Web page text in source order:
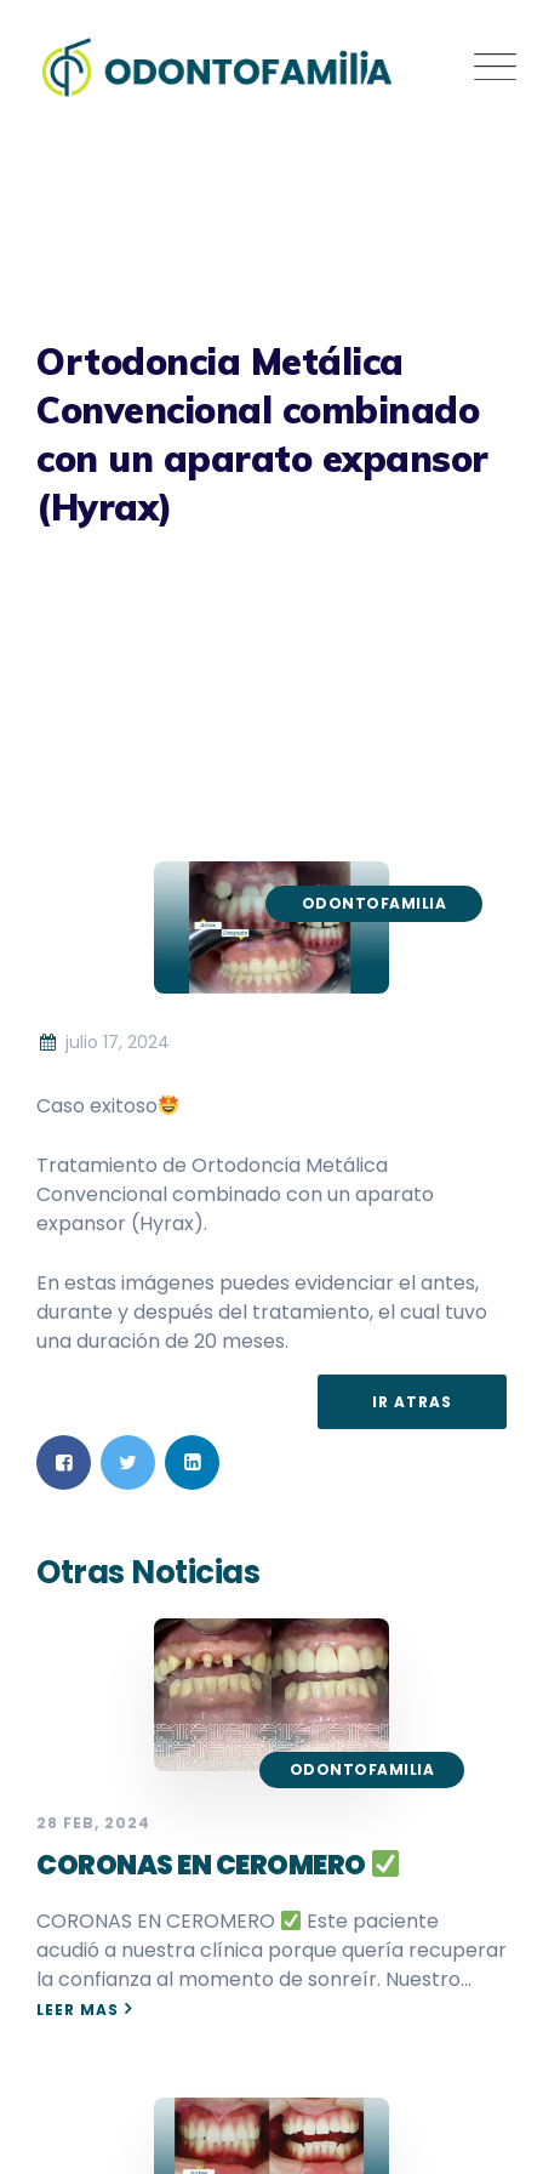
content
Ortodoncia Metálica
Convencional combinado
con un aparato expansor
(Hyrax)
ODONTOFAMILIA
julio 17, 2024
Caso exitoso
Tratamiento de Ortodoncia Metálica
Convencional combinado con un aparato
expansor (Hyrax).
En estas imágenes puedes evidenciar el antes,
durante y después del tratamiento, el cual tuvo
una duración de 20 meses.
IR ATRAS
Otras Noticias
ODONTOFAMILIA
28 FEB, 2024
CORONAS EN CEROMERO
CORONAS EN CEROMERO
Este paciente
acudió a nuestra clínica porque quería recuperar
la confianza al momento de sonreír. Nuestro…
LEER MAS